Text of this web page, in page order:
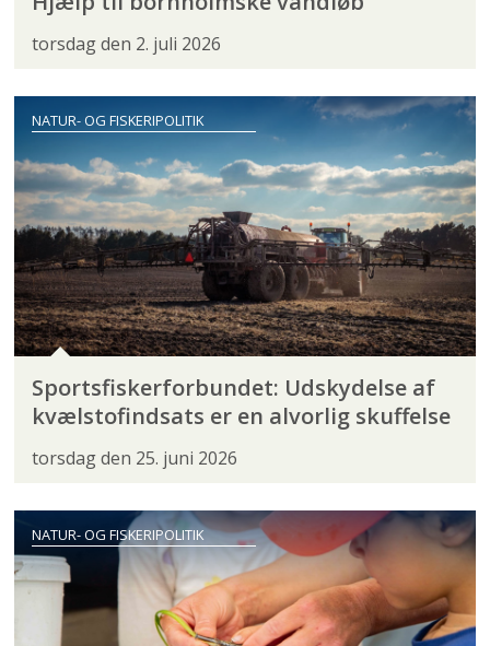
torsdag den 2. juli 2026
NATUR- OG FISKERIPOLITIK
Sportsfiskerforbundet: Udskydelse af
kvælstofindsats er en alvorlig skuffelse
torsdag den 25. juni 2026
NATUR- OG FISKERIPOLITIK